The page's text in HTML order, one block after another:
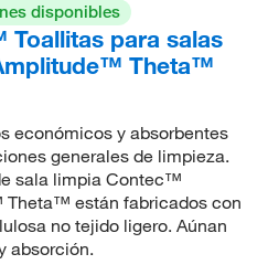
disponibles
para salas
Theta™
económicos y absorbentes
generales de limpieza.
sala limpia Contec™
están fabricados con
no tejido ligero. Aúnan
absorción.